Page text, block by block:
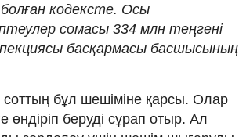
болған кодексте. Осы
сомасы 334 млн теңгені
басқармасы басшысының
бұл шешіміне қарсы. Олар
өндіріп беруді сұрап отыр. Ал